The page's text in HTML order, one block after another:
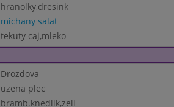
hranolky,dresink
michany salat
tekuty caj,mleko
Drozdova
uzena plec
bramb.knedlik,zeli